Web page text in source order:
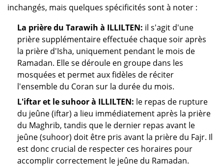
inchangés, mais quelques spécificités sont à noter :
La prière du Tarawih à ILLILTEN: il s'agit d'une
prière supplémentaire effectuée chaque soir après
la prière d'Isha, uniquement pendant le mois de
Ramadan. Elle se déroule en groupe dans les
mosquées et permet aux fidèles de réciter
l'ensemble du Coran sur la durée du mois.
L'iftar et le suhoor à ILLILTEN: le repas de rupture
du jeûne (iftar) a lieu immédiatement après la prière
du Maghrib, tandis que le dernier repas avant le
jeûne (suhoor) doit être pris avant la prière du Fajr. Il
est donc crucial de respecter ces horaires pour
accomplir correctement le jeûne du Ramadan.